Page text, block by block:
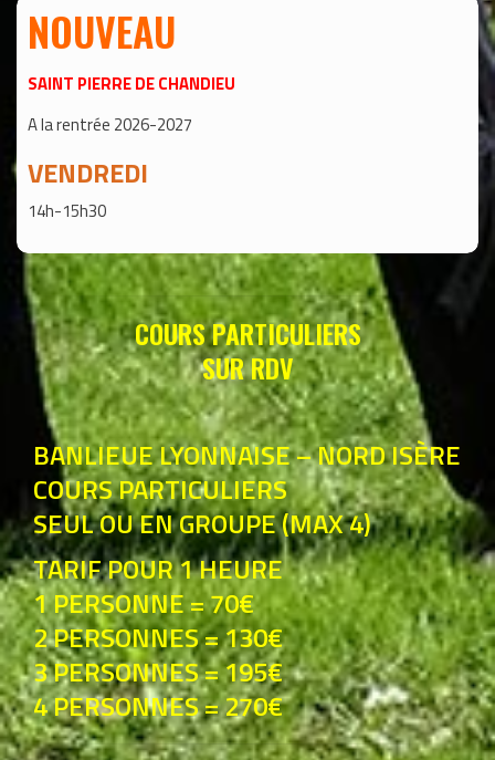
NOUVEAU
SAINT PIERRE DE CHANDIEU
A la rentrée 2026-2027
VENDREDI
14h-15h30
COURS PARTICULIERS
SUR RDV
BANLIEUE LYONNAISE – NORD ISÈRE
COURS PARTICULIERS
SEUL OU EN GROUPE (MAX 4)
TARIF POUR 1 HEURE
1 PERSONNE = 70€
2 PERSONNES = 130€
3 PERSONNES = 195€
4 PERSONNES = 270€